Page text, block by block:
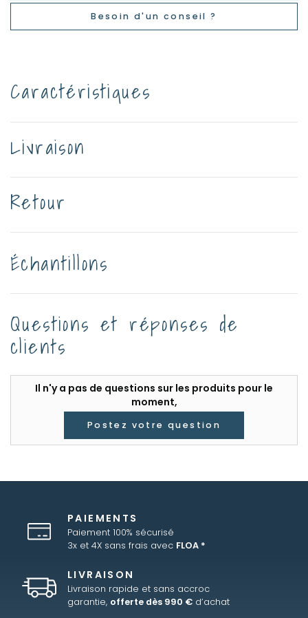
Besoin d'un conseil ?
Caractéristiques
Livraison
Retour
Échantillons
Questions et réponses de
clients
Il n'y a pas de questions sur les produits pour le
moment,
Postez votre question
PAIEMENTS
Paiement 100% sécurisé
3x et 4X sans frais avec FLOA *
LIVRAISON
Livraison rapide et sans accroc
garantie, offerte dès 990 € d’achat